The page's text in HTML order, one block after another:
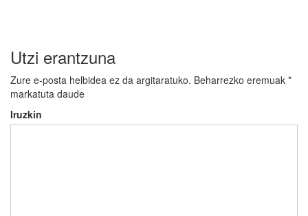
Utzi erantzuna
Zure e-posta helbidea ez da argitaratuko. Beharrezko eremuak *
markatuta daude
Iruzkin